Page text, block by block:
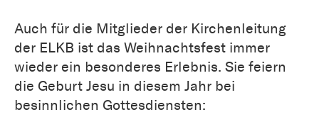
Auch für die Mitglieder der Kirchenleitung
der ELKB ist das Weihnachtsfest immer
wieder ein besonderes Erlebnis. Sie feiern
die Geburt Jesu in diesem Jahr bei
besinnlichen Gottesdiensten: